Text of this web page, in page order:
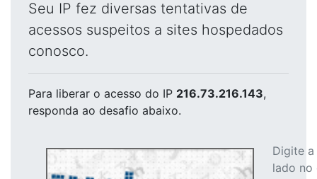
Seu IP fez diversas tentativas de
acessos suspeitos a sites hospedados
conosco.
Para liberar o acesso do IP 216.73.216.143,
responda ao desafio abaixo.
Digite
lado no